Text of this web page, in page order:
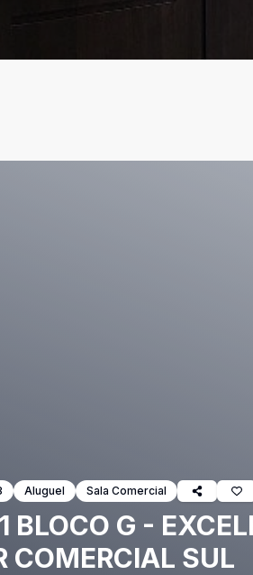
Aluguel Sala Comercial
BLOCO G -
COMERCIAL SUL